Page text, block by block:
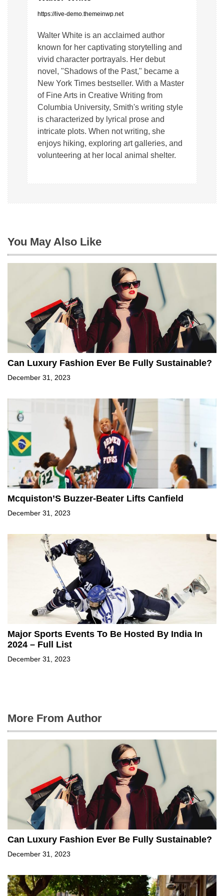
https://live-demo.themeinwp.net
Walter White is an acclaimed author
known for her captivating storytelling and
vivid character portrayals. Her debut
novel, "Shadows of the Past," became a
New York Times bestseller. With a Master
of Fine Arts in Creative Writing from
Columbia University, Smith's writing style
is characterized by lyrical prose and
intricate plots. When not writing, she
enjoys hiking, exploring art galleries, and
volunteering at her local animal shelter.
You May Also Like
Can Luxury Fashion Ever Be Fully Sustainable?
December 31, 2023
Mcquiston’S Buzzer-Beater Lifts Canfield
December 31, 2023
Major Sports Events To Be Hosted By India In
2024 – Full List
December 31, 2023
More From Author
Can Luxury Fashion Ever Be Fully Sustainable?
December 31, 2023